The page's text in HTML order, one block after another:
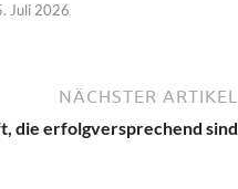
Juli 2026
NÄCHSTER ARTIKEL
die erfolgversprechend sind